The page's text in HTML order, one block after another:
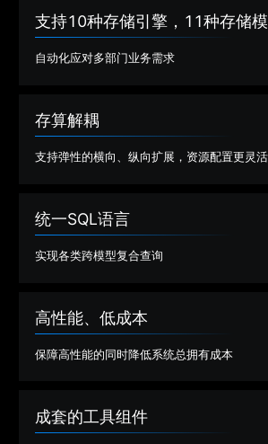
支持10种存储引擎，11种存储
自动化应对多部门业务需求
存算解耦
支持弹性的横向、纵向扩展，资源配置更灵活
统一SQL语言
实现各类跨模型复合查询
高性能、低成本
保障高性能的同时降低系统总拥有成本
成套的工具组件